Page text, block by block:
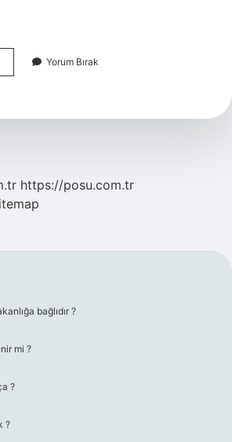
Yorum Bırak
https://posu.com.tr
bağlıdır ?
mi ?
?
?